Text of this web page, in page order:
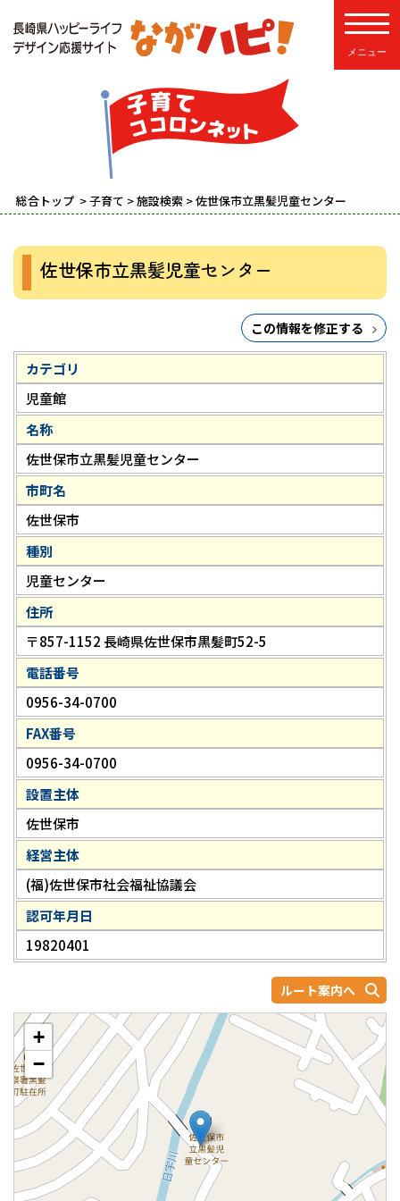
総合トップ >子育て >施設検索 > 佐世保市立黒髪児童センター
佐世保市立黒髪児童センター
この情報を修正する
カテゴリ
児童館
名称
佐世保市立黒髪児童センター
市町名
佐世保市
種別
児童センター
住所
〒857-1152 長崎県佐世保市黒髪町52-5
電話番号
0956-34-0700
FAX番号
0956-34-0700
設置主体
佐世保市
経営主体
(福)佐世保市社会福祉協議会
認可年月日
19820401
ルート案内へ
+
−